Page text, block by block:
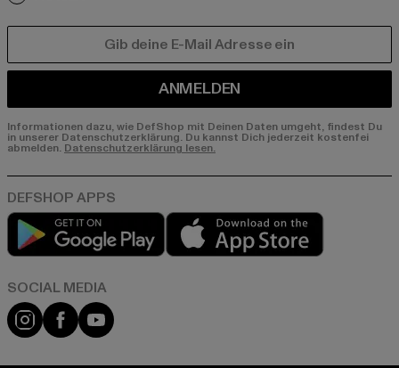
ANMELDEN
Informationen dazu, wie DefShop mit Deinen Daten umgeht, findest Du
in unserer Datenschutzerklärung. Du kannst Dich jederzeit kostenfei
abmelden. Datenschutzerklärung lesen.
Play market
Instagram
FacebookYouTube